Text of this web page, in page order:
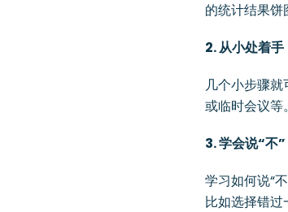
的统计结果饼
2. 从小处着手
几个小步骤
或临时会议等
3. 学会说“不”
学习如何说“
比如选择错